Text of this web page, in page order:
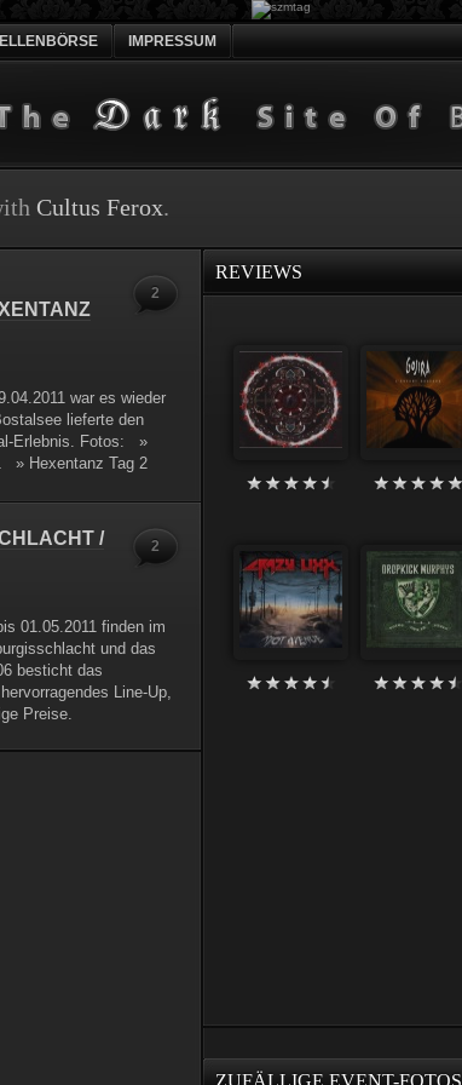
Cultus Ferox.
2
war es wieder
lieferte den
Erlebnis. Fotos: »
» Hexentanz Tag 2
2
/
01.05.2011 finden im
und das
besticht das
Line-Up,
Preise.
REVIEWS
ZUFÄLLIGE EVENT-FOTOS
IMPRESSUM